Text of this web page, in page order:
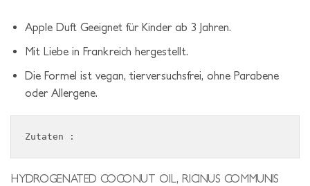
Apple Duft Geeignet für Kinder ab 3 Jahren.
Mit Liebe in Frankreich hergestellt.
Die Formel ist vegan, tierversuchsfrei, ohne Parabene
oder Allergene.
Zutaten :
HYDROGENATED COCONUT OIL, RICINUS COMMUNIS